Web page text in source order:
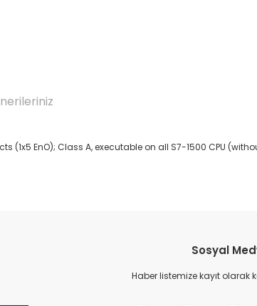
EnO); Class A, executable on all S7-1500 CPU
Sosyal
Haber listemize kayıt